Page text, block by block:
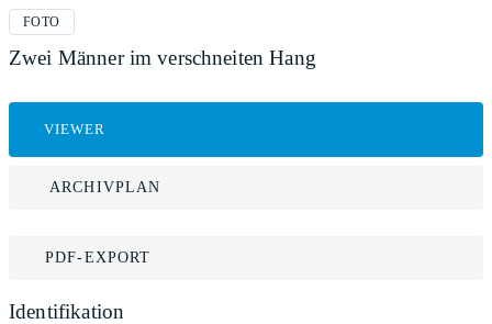
FOTO
Zwei Männer im verschneiten Hang
VIEWER
ARCHIVPLAN
PDF-EXPORT
Identifikation